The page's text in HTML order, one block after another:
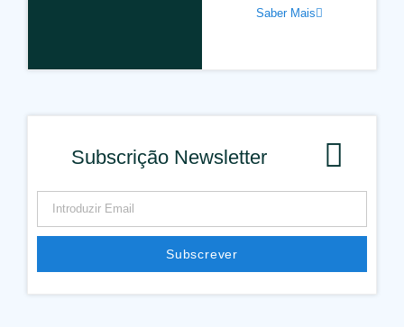
Saber Mais
Subscrição Newsletter
Subscrever